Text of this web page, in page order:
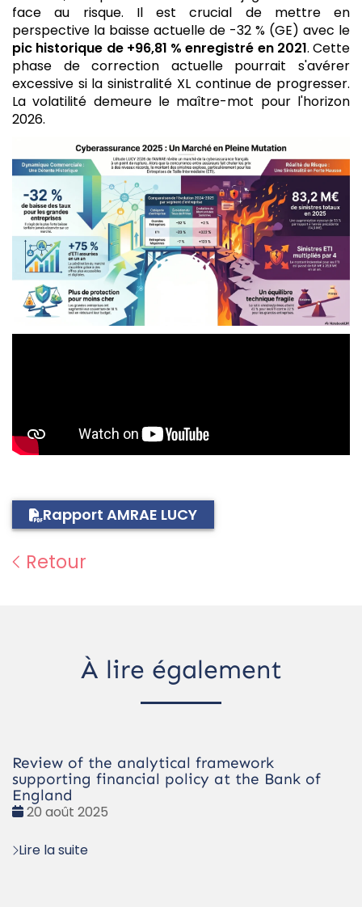
face au risque. Il est crucial de mettre en
perspective la baisse actuelle de -32 % (GE) avec le
pic historique de +96,81 % enregistré en 2021. Cette
phase de correction actuelle pourrait s'avérer
excessive si la sinistralité XL continue de progresser.
La volatilité demeure le maître-mot pour l'horizon
2026.
Rapport AMRAE LUCY
Retour
À lire également
Review of the analytical framework
supporting financial policy at the Bank of
England
Date
20 août 2025
Lire la suite